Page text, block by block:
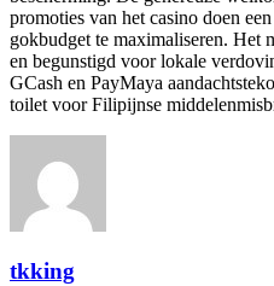
promoties van het casino doen
gokbudget te maximaliseren. Het
en begunstigd voor lokale
GCash en PayMaya
toilet voor Filipijnse
tkking